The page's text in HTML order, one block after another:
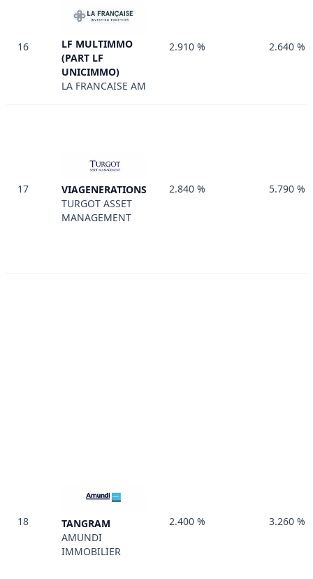
16
LF MULTIMMO
(PART LF
UNICIMMO)
LA FRANCAISE AM
2.910 % 2.640 %
17
VIAGENERATIONS
TURGOT ASSET
MANAGEMENT
2.840 % 5.790 %
18
TANGRAM
AMUNDI
IMMOBILIER
2.400 % 3.260 %